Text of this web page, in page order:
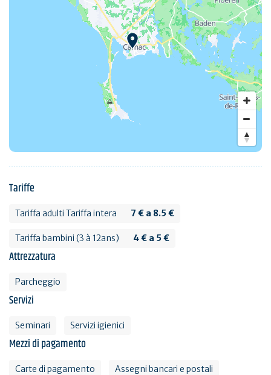
Tariffe
Tariffa adulti Tariffa intera 7 € a 8.5 €
Tariffa bambini (3 à 12ans) 4 € a 5 €
Attrezzatura
Parcheggio
Servizi
Seminari Servizi igienici
Mezzi di pagamento
Carte di pagamento Assegni bancari e postali